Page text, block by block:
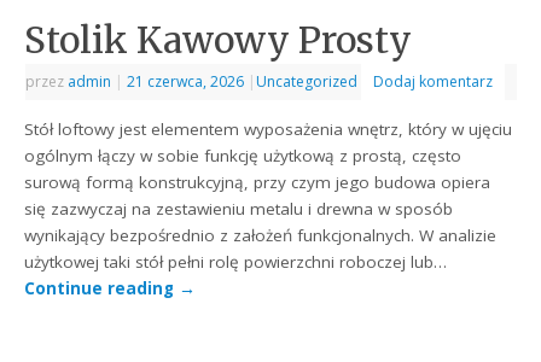
Stolik Kawowy Prosty
przez admin | 21 czerwca, 2026 | Uncategorized Dodaj komentarz
Stół loftowy jest elementem wyposażenia wnętrz, który w ujęciu
ogólnym łączy w sobie funkcję użytkową z prostą, często
surową formą konstrukcyjną, przy czym jego budowa opiera
się zazwyczaj na zestawieniu metalu i drewna w sposób
wynikający bezpośrednio z założeń funkcjonalnych. W analizie
użytkowej taki stół pełni rolę powierzchni roboczej lub…
Continue reading →